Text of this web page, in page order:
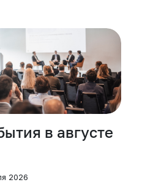
в августе
2026